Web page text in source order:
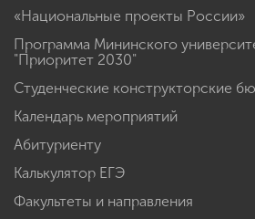
«Национальные проекты России»
Программа Мининского
"Приоритет 2030"
Студенческие конструкторские
Календарь мероприятий
Абитуриенту
Калькулятор ЕГЭ
Факультеты и направления